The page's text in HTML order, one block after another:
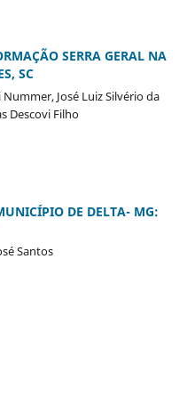
SERRA GERAL NA
SC
José Luiz Silvério da
Descovi Filho
DE DELTA- MG:
Santos